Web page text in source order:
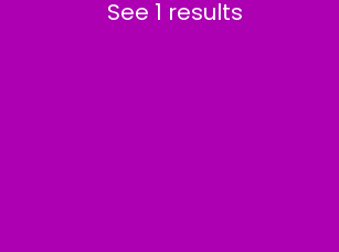
See 1 results